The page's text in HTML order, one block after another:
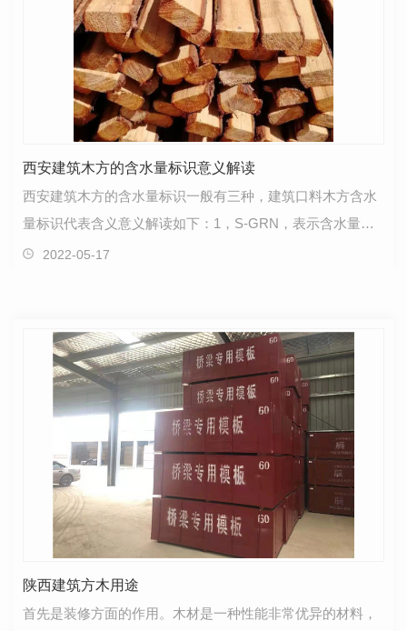
西安建筑木方的含水量标识意义解读
西安建筑木方的含水量标识一般有三种，建筑口料木方含水
量标识代表含义意义解读如下：1，S-GRN，表示含水量大
于19%的刨光生材。2，MC-15，表示含水量小于等于15%
2022-05-17
陕西建筑方木用途
首先是装修方面的作用。木材是一种性能非常优异的材料，